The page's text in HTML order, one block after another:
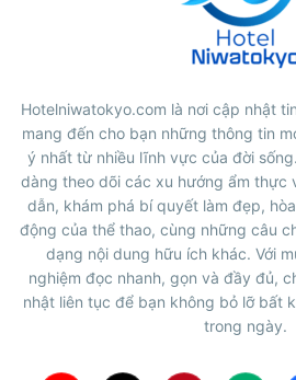
Hotelniwatokyo.com là nơi cập nhật
mang đến cho bạn những thông tin
ý nhất từ nhiều lĩnh vực của đời
dàng theo dõi các xu hướng ẩm thực
dẫn, khám phá bí quyết làm đẹp,
động của thể thao, cùng những câu
dạng nội dung hữu ích khác. Với
nghiệm đọc nhanh, gọn và đầy đủ,
nhật liên tục để bạn không bỏ lỡ bất
trong ngày.